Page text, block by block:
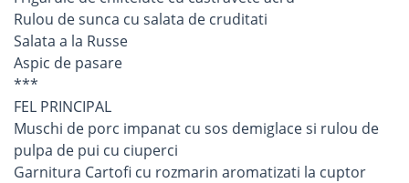
Rulou de sunca cu salata de cruditati
Salata a la Russe
Aspic de pasare
***
FEL PRINCIPAL
Muschi de porc impanat cu sos demiglace si rulou de
pulpa de pui cu ciuperci
Garnitura Cartofi cu rozmarin aromatizati la cuptor